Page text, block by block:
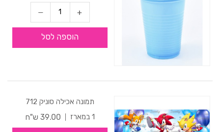
הוספה לסל
תמונה אכילה סוניק 712
1 במארז
39.00 ש"ח